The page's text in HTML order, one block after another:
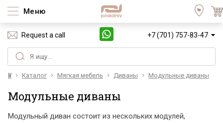
Меню
Request a call +7 (701) 757-83-47
Үй Каталог Мягкая мебель Диваны Модульные диваны
Модульные диваны
Модульный диван состоит из нескольких модулей,